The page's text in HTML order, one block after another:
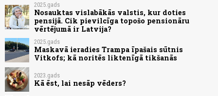
2025.gads
Nosauktas vislabākās valstis, kur doties
pensijā. Cik pievilcīga topošo pensionāru
vērtējumā ir Latvija?
2025.gads
Maskavā ieradies Trampa īpašais sūtnis
Vitkofs; kā noritēs liktenīgā tikšanās
2023.gads
Kā ēst, lai nesāp vēders?